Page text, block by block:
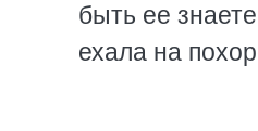
быть ее
ехала на